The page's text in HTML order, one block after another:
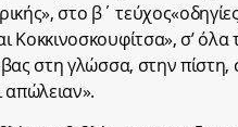
στο β΄
Κοκκινοσκουφίτσα», σ’
στη γλώσσα, στην πίστη,
απώλειαν».